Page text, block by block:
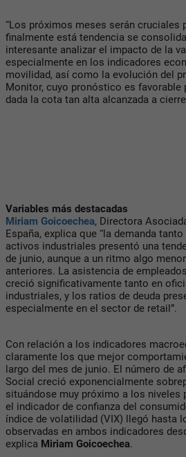
“Los próximos meses serán cruciales
finalmente está tendencia se
interesante analizar el impacto de la
especialmente en los indicadores
movilidad, así como la evolución del
Monitor, cuyo pronóstico es favorable
dada la cota tan alta alcanzada a
Variables más destacadas
Miriam Goicoechea, Directora
España, explica que “la demanda
activos industriales presentó una
de junio, aunque a un ritmo algo
anteriores. La asistencia de
creció significativamente tanto en
industriales, y los ratios de deuda
especialmente en el sector de retail”.
Con relación a los indicadores
claramente los que mejor
largo del mes de junio. El número de
Social creció exponencialmente
situándose muy próximo a los niveles
el indicador de confianza del
índice de volatilidad (VIX) llegó hasta
observadas en ambos indicadores
explica Miriam Goicoechea.